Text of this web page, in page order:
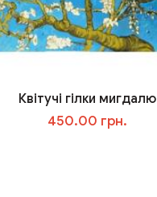
Квітучі гілки мигдалю
450.00 грн.